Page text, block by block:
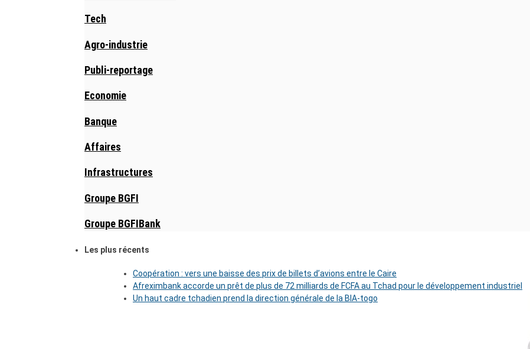
Tech
Agro-industrie
Publi-reportage
Economie
Banque
Affaires
Infrastructures
Groupe BGFI
Groupe BGFIBank
Les plus récents
Coopération : vers une baisse des prix de billets d’avions entre le Caire
Afreximbank accorde un prêt de plus de 72 milliards de FCFA au Tchad pour le développement industriel
Un haut cadre tchadien prend la direction générale de la BIA-togo